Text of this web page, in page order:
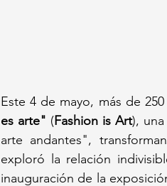
Este 4 de mayo, más de
es arte" (Fashion is Art),
arte andantes",
exploró la relación
inauguración de la